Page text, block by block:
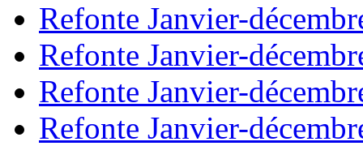
Refonte Janvier-
Refonte Janvier-
Refonte Janvier-
Refonte Janvier-